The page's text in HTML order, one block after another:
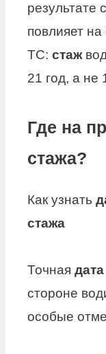
результате
повлияет
ТС: стаж
21 год, а не
Где на
стажа?
Как узнать
стажа
Точная дата
стороне
особые